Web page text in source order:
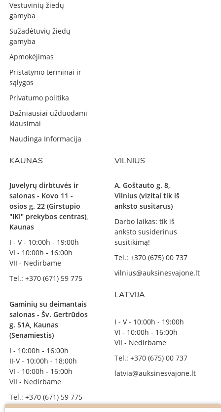
Vestuvinių žiedų
gamyba
Sužadėtuvių žiedų
gamyba
Apmokėjimas
Pristatymo terminai ir
sąlygos
Privatumo politika
Dažniausiai užduodami
klausimai
Naudinga Informacija
KAUNAS
Juvelyrų dirbtuvės ir
salonas - Kovo 11 -
osios g. 22 (Girstupio
"IKI" prekybos centras),
Kaunas
I - V - 10:00h - 19:00h
VI - 10:00h - 16:00h
VII - Nedirbame
Tel.: +370 (671) 59 775
Gaminių su deimantais
salonas - Šv. Gertrūdos
g. 51A, Kaunas
(Senamiestis)
I - 10:00h - 16:00h
II-V - 10:00h - 18:00h
VI - 10:00h - 16:00h
VII - Nedirbame
Tel.: +370 (671) 59 775
VILNIUS
A. Goštauto g. 8,
Vilnius (vizitai tik iš
anksto susitarus)
Darbo laikas: tik iš
anksto susiderinus
susitikimą!
Tel.: +370 (675) 00 737
vilnius@auksinesvajone.lt
LATVIJA
I - V - 10:00h - 19:00h
VI - 10:00h - 16:00h
VII - Nedirbame
Tel.: +370 (675) 00 737
latvia@auksinesvajone.lt